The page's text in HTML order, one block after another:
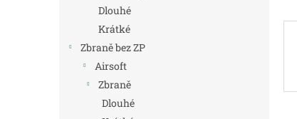
Dlouhé
Krátké
Zbraně bez ZP
Airsoft
Zbraně
Dlouhé